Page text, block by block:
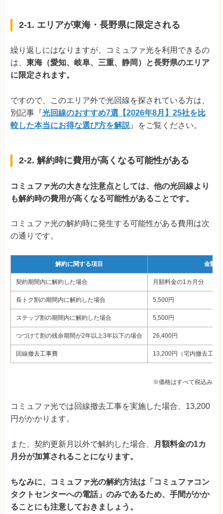
2-1. エリアが東海・長野県に限定される
繰り返しにはなりますが、コミュファ光を利用できるの
は、 東海（愛知、岐阜、三重、静岡）と長野県のエリア
に限定されます。
ですので、このエリア外で光回線を探されている方は、
別記事 『光回線のおすすめ7選【2026年8月】25社を比
較した本当にお得な選び方を解説』 をご覧ください。
2-2. 解約時に費用が高くなる可能性がある
コミュファ光の大きな注意点としては、他の光回線より
も解約時の費用が高くなる可能性があることです。
コミュファ光の解約時に発生する可能性がある費用は次
の通りです。
解約に関する項目 金額
契約期間内に解約した場合 月額料金の1カ月分
長トク割の期間内に解約した場合 5,500円
ステップ割の期間内に解約した場合 5,500円
つづけて割の残余期間が2年以上3年以下の場合 26,400円
回線撤去工事費 13,200円（宅内撤去工事
※価格はすべて税込み
コミュファ光では回線撤去工事を実施した場合、13,200
円がかかります。
また、契約更新月以外で解約した場合、
月額料金の1カ
月分が加算されることになります。
ちなみに、コミュファ光の解約方法は「コミュファコン
タクトセンターへの電話」のみであるため、手間がかか
ることにも注意しておきましょう。